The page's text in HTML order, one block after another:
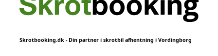
Skrotbooking.dk - Din partner i skrotbil afhentning i Vordingborg